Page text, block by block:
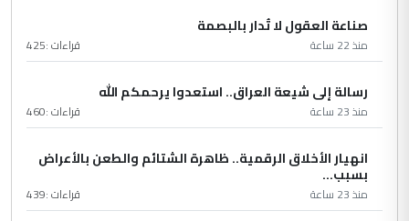
صناعة العقول لا تُدار بالبصمة
منذ 22 ساعة قراءات :425
رسالة إلى شيعة العراق.. استعدوا يرحمكم الله
منذ 23 ساعة قراءات :460
انهيار الأخلاق الرقمية.. ظاهرة الشتائم والطعن بالأعراض
بسبب...
منذ 23 ساعة قراءات :439